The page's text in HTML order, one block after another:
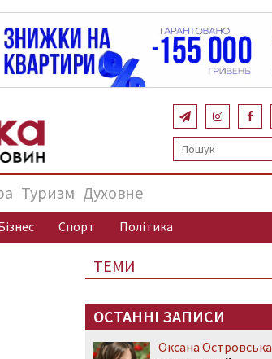
Туризм Духовне
Спорт Політика
ТЕМИ
ОСТАННІ ЗАПИСИ
Оксана Островська